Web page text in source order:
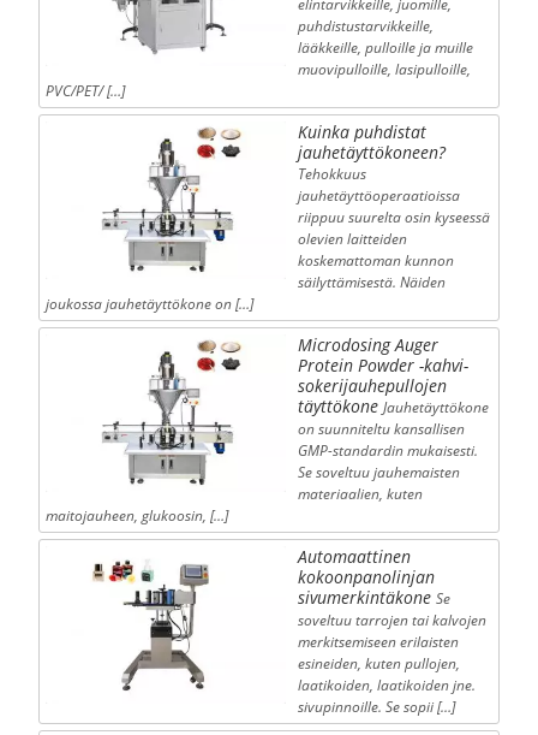
elintarvikkeille, juomille,
puhdistustarvikkeille,
lääkkeille, pulloille ja muille
muovipulloille, lasipulloille,
PVC/PET/ […]
Kuinka puhdistat
jauhetäyttökoneen?
Tehokkuus
jauhetäyttöoperaatioissa
riippuu suurelta osin kyseessä
olevien laitteiden
koskemattoman kunnon
säilyttämisestä. Näiden
joukossa jauhetäyttökone on […]
Microdosing Auger
Protein Powder -kahvi-
sokerijauhepullojen
täyttökone Jauhetäyttökone
on suunniteltu kansallisen
GMP-standardin mukaisesti.
Se soveltuu jauhemaisten
materiaalien, kuten
maitojauheen, glukoosin, […]
Automaattinen
kokoonpanolinjan
sivumerkintäkone Se
soveltuu tarrojen tai kalvojen
merkitsemiseen erilaisten
esineiden, kuten pullojen,
laatikoiden, laatikoiden jne.
sivupinnoille. Se sopii […]